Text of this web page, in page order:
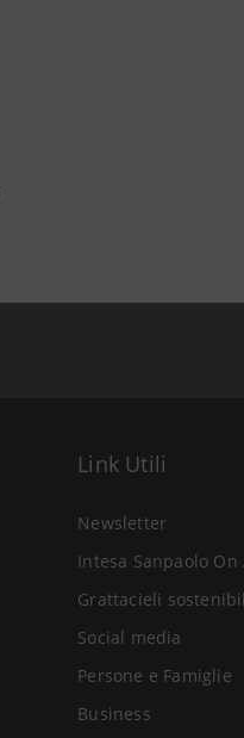
Link Utili
Newsletter
Intesa Sanpaolo On
Grattacieli
Social media
Persone e Famiglie
Business